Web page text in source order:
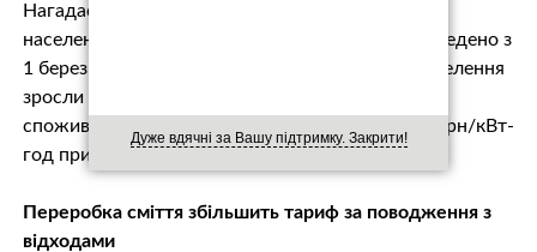
Дуже вдячні за Вашу підтримку. Закрити!
Нагадаємо, останній етап підвищення цін для
населення, згідно з цією концепцією, було проведено з
1 березня 2017 року, при цьому тарифи для населення
зросли на 26-30% – до 90 коп./КВт-год при
споживанні до 100 кВт-год на місяць і до 1,68 грн/кВт-
год при споживанні понад 100 кВт-год.
Переробка сміття збільшить тариф за поводження з
відходами